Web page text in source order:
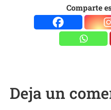
Comparte
Deja un